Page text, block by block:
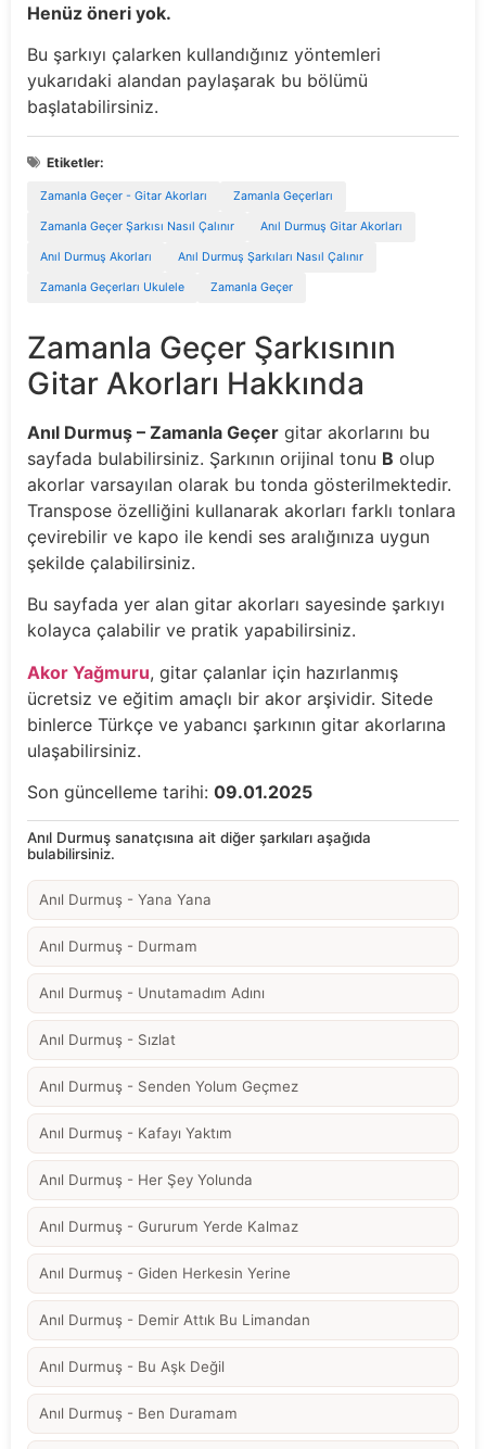
Henüz öneri yok.
Bu şarkıyı çalarken kullandığınız yöntemleri
yukarıdaki alandan paylaşarak bu bölümü
başlatabilirsiniz.
Etiketler:
Zamanla Geçer - Gitar Akorları Zamanla Geçerları
Zamanla Geçer Şarkısı Nasıl Çalınır Anıl Durmuş Gitar Akorları
Anıl Durmuş Akorları Anıl Durmuş Şarkıları Nasıl Çalınır
Zamanla Geçerları Ukulele Zamanla Geçer
Zamanla Geçer Şarkısının
Gitar Akorları Hakkında
Anıl Durmuş – Zamanla Geçer gitar akorlarını bu
sayfada bulabilirsiniz. Şarkının orijinal tonu B olup
akorlar varsayılan olarak bu tonda gösterilmektedir.
Transpose özelliğini kullanarak akorları farklı tonlara
çevirebilir ve kapo ile kendi ses aralığınıza uygun
şekilde çalabilirsiniz.
Bu sayfada yer alan gitar akorları sayesinde şarkıyı
kolayca çalabilir ve pratik yapabilirsiniz.
Akor Yağmuru, gitar çalanlar için hazırlanmış
ücretsiz ve eğitim amaçlı bir akor arşividir. Sitede
binlerce Türkçe ve yabancı şarkının gitar akorlarına
ulaşabilirsiniz.
Son güncelleme tarihi: 09.01.2025
Anıl Durmuş sanatçısına ait diğer şarkıları aşağıda
bulabilirsiniz.
Anıl Durmuş - Yana Yana
Anıl Durmuş - Durmam
Anıl Durmuş - Unutamadım Adını
Anıl Durmuş - Sızlat
Anıl Durmuş - Senden Yolum Geçmez
Anıl Durmuş - Kafayı Yaktım
Anıl Durmuş - Her Şey Yolunda
Anıl Durmuş - Gururum Yerde Kalmaz
Anıl Durmuş - Giden Herkesin Yerine
Anıl Durmuş - Demir Attık Bu Limandan
Anıl Durmuş - Bu Aşk Değil
Anıl Durmuş - Ben Duramam